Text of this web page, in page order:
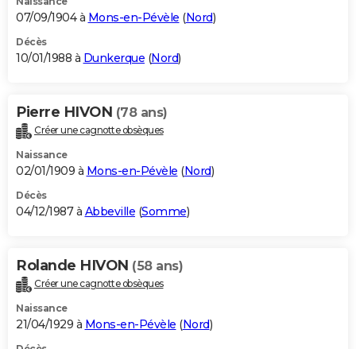
07/09/1904 à Mons-en-Pévèle (Nord)
Décès
10/01/1988 à Dunkerque (Nord)
Pierre HIVON (78 ans)
Créer une cagnotte obsèques
Naissance
02/01/1909 à Mons-en-Pévèle (Nord)
Décès
04/12/1987 à Abbeville (Somme)
Rolande HIVON (58 ans)
Créer une cagnotte obsèques
Naissance
21/04/1929 à Mons-en-Pévèle (Nord)